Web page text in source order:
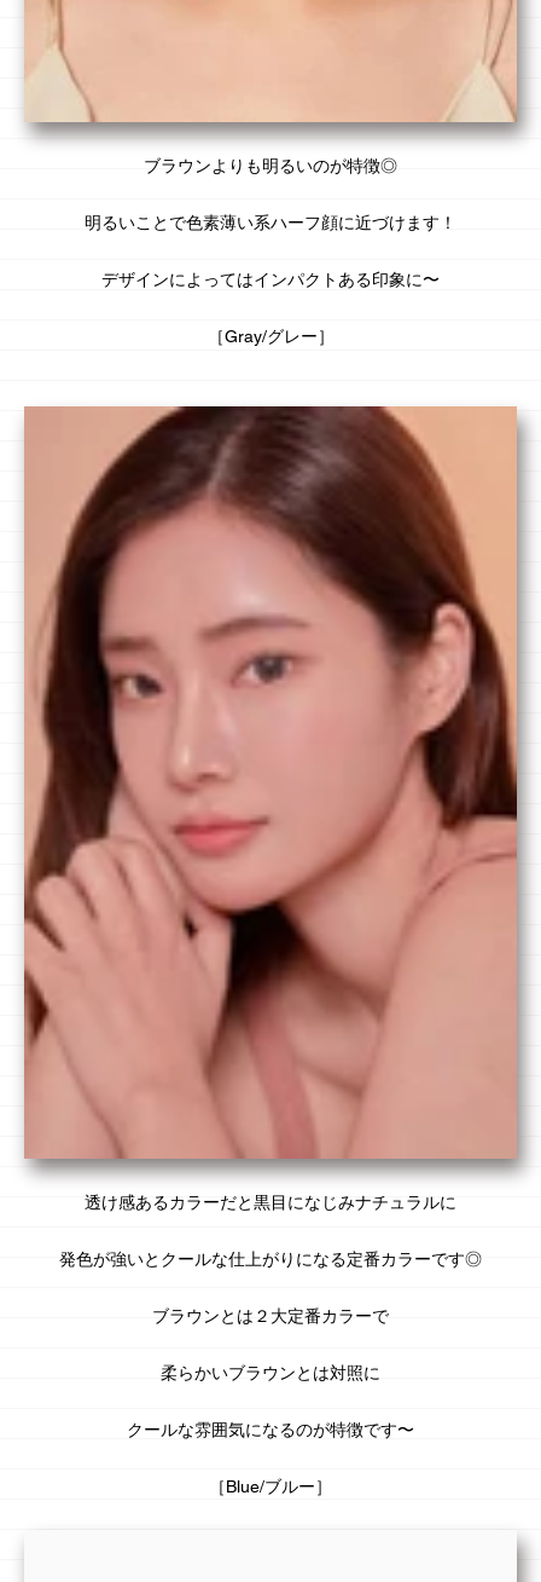
ブラウンよりも明るいのが特徴◎
明るいことで色素薄い系ハーフ顔に近づけます！
デザインによってはインパクトある印象に〜
［Gray/グレー］
透け感あるカラーだと黒目になじみナチュラルに
発色が強いとクールな仕上がりになる定番カラーです◎
ブラウンとは２大定番カラーで
柔らかいブラウンとは対照に
クールな雰囲気になるのが特徴です〜
［Blue/ブルー］